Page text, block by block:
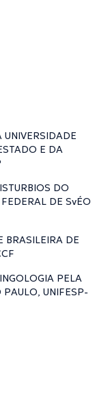
E DA
DO
DE SvÉO
BRASILEIRA DE
PELA
PAULO, UNIFESP-